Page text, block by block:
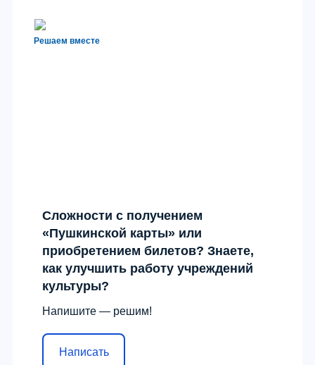
Решаем вместе
Сложности с получением
«Пушкинской карты» или
приобретением билетов? Знаете,
как улучшить работу учреждений
культуры?
Напишите — решим!
Написать